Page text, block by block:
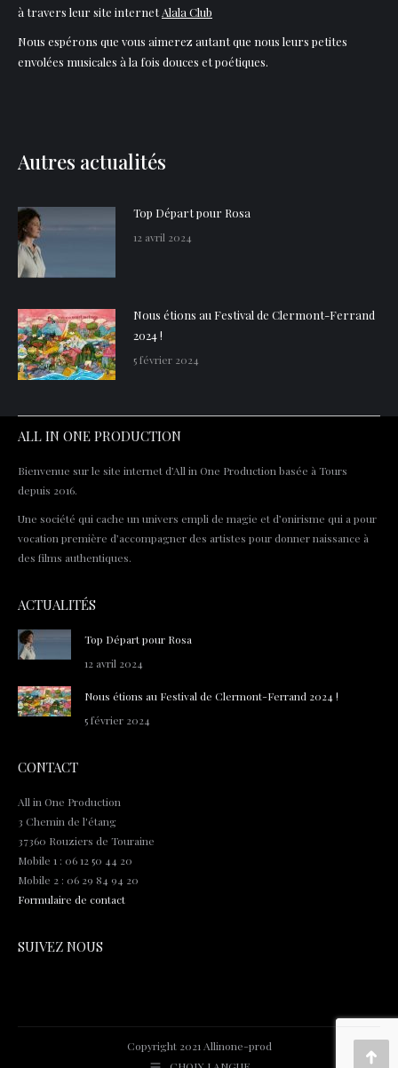
à travers leur site internetAlala Club
Nous espérons que vous aimerez autant que nous leurs petites
envolées musicales à la fois douces et poétiques.
Autres actualités
Top Départ pour Rosa
12 avril 2024
Nous étions au Festival de Clermont-Ferrand
2024 !
5 février 2024
ALL IN ONE PRODUCTION
Bienvenue sur le site internet d’All in One Production basée à Tours
depuis 2016.
Une société qui cache un univers empli de magie et d’onirisme qui a pour
vocation première d’accompagner des artistes pour donner naissance à
des films authentiques.
ACTUALITÉS
Top Départ pour Rosa
12 avril 2024
Nous étions au Festival de Clermont-Ferrand 2024 !
5 février 2024
CONTACT
All in One Production
3 Chemin de l'étang
37360 Rouziers de Touraine
Mobile 1 : 06 12 50 44 20
Mobile 2 : 06 29 84 94 20
Formulaire de contact
SUIVEZ NOUS
Copyright 2021 Allinone-prod